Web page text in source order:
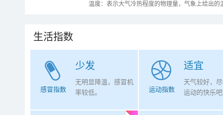
温度：表示大气冷热程度的物理量，气象上给出
生活指数
少发
感冒指数
无明显降温，感冒机
率较低。
适宜
运动指数
天气较好，
运动的快乐